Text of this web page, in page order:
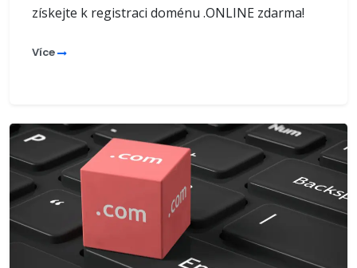
získejte k registraci doménu .ONLINE zdarma!
Více